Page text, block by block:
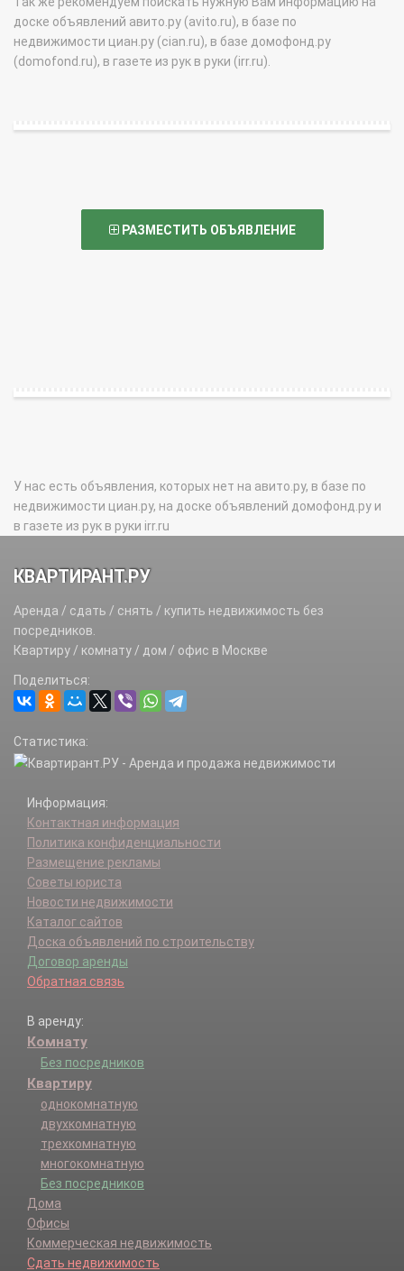
доске объявлений авито.ру (avito.ru), в базе по
недвижимости циан.ру (cian.ru), в базе домофонд.ру
(domofond.ru), в газете из рук в руки (irr.ru).
РАЗМЕСТИТЬ ОБЪЯВЛЕНИЕ
У нас есть объявления, которых нет на авито.ру, в базе по
недвижимости циан.ру, на доске объявлений домофонд.ру и
в газете из рук в руки irr.ru
КВАРТИРАНТ.РУ
Аренда / сдать / снять / купить недвижимость без
посредников.
Квартиру / комнату / дом / офис в Москве
Поделиться:
Статистика:
Информация:
Контактная информация
Политика конфиденциальности
Размещение рекламы
Советы юриста
Новости недвижимости
Каталог сайтов
Доска объявлений по строительству
Договор аренды
Обратная связь
В аренду:
Комнату
Без посредников
Квартиру
однокомнатную
двухкомнатную
трехкомнатную
многокомнатную
Без посредников
Дома
Офисы
Коммерческая недвижимость
Сдать недвижимость